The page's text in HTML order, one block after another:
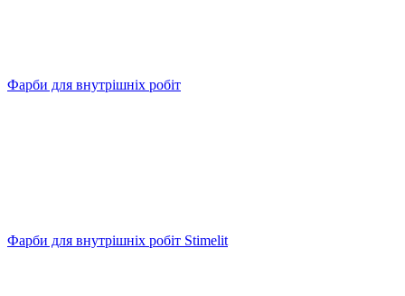
Фарби для внутрішніх робіт
Фарби для внутрішніх робіт Stimelit